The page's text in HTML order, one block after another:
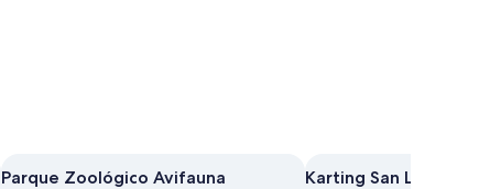
Parque Zoológico Avifauna Karting San Lorenzo